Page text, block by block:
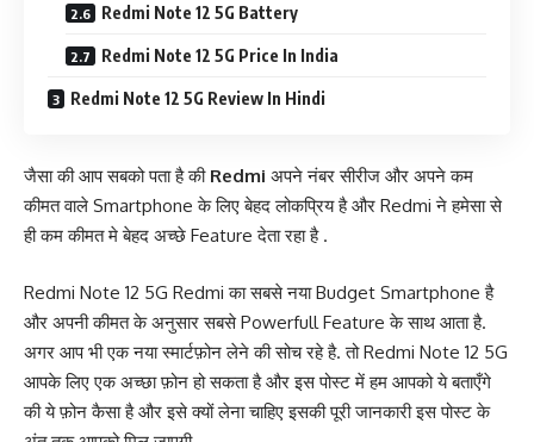
Redmi Note 12 5G Battery
Redmi Note 12 5G Price In India
Redmi Note 12 5G Review In Hindi
जैसा की आप सबको पता है की Redmi अपने नंबर सीरीज और अपने कम
कीमत वाले Smartphone के लिए बेहद लोकप्रिय है और Redmi ने हमेसा से
ही कम कीमत मे बेहद अच्छे Feature देता रहा है .
Redmi Note 12 5G Redmi का सबसे नया Budget Smartphone है
और अपनी कीमत के अनुसार सबसे Powerfull Feature के साथ आता है.
अगर आप भी एक नया स्मार्टफ़ोन लेने की सोच रहे है. तो Redmi Note 12 5G
आपके लिए एक अच्छा फ़ोन हो सकता है और इस पोस्ट में हम आपको ये बताएँगे
की ये फ़ोन कैसा है और इसे क्यों लेना चाहिए इसकी पूरी जानकारी इस पोस्ट के